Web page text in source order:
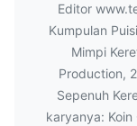
Editor
Kumpulan
Mimpi
Production,
Sepenuh
karyanya: